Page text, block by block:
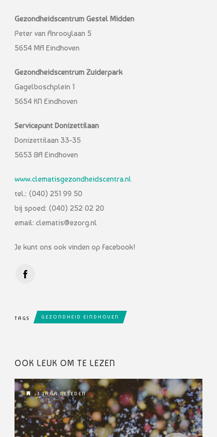
Gezondheidscentrum Gestel Midden
Peter van Anrooylaan 5
5654 MA Eindhoven
Gezondheidscentrum Zuiderpark
Gagelboschplein 1
5654 KN Eindhoven
Servicepunt Donizettilaan
Donizettilaan 33-35
5653 BA Eindhoven
www.clematisgezondheidscentra.nl
tel.: (040) 251 99 50
bij spoed: (040) 252 02 20
email: clematis@ezorg.nl
Je kunt ons ook vinden op Facebook!
TAGS GEZONDHEID EINDHOVEN
OOK LEUK OM TE LEZEN
3 JAAR GELEDEN